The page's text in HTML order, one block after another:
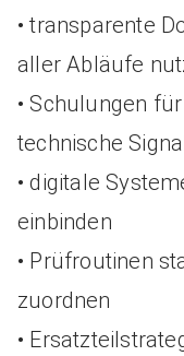
• transparente
aller Abläufe
• Schulungen
technische
• digitale
einbinden
• Prüfroutinen
zuordnen
•